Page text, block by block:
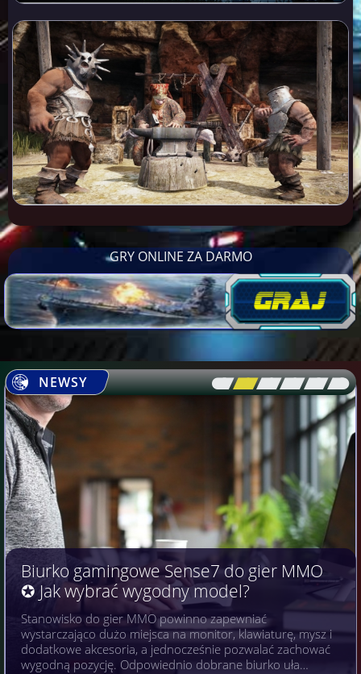
GRY ONLINE ZA DARMO
NEWSY [\ \\ \\ \\ \\ \]
Biurko gamingowe Sense7 do gier MMO
✪ Jak wybrać wygodny model?
Stanowisko do gier MMO powinno zapewniać
wystarczająco dużo miejsca na monitor, klawiaturę, mysz i
dodatkowe akcesoria, a jednocześnie pozwalać zachować
wygodną pozycję. Odpowiednio dobrane biurko uła…